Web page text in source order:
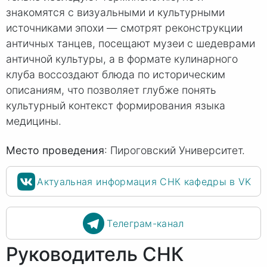
знакомятся с визуальными и культурными
источниками эпохи — смотрят реконструкции
античных танцев, посещают музеи с шедеврами
античной культуры, а в формате кулинарного
клуба воссоздают блюда по историческим
описаниям, что позволяет глубже понять
культурный контекст формирования языка
медицины.
Место проведения: Пироговский Университет.
Актуальная информация СНК кафедры в VK
Телеграм-канал
Руководитель СНК